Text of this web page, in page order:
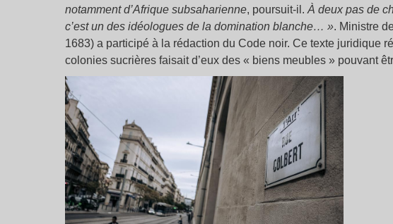
notamment d’Afrique subsaharienne, poursuit-il. À deux pas de
c’est un des idéologues de la domination blanche… ». Ministre
1683) a participé à la rédaction du Code noir. Ce texte juridique
colonies sucrières faisait d’eux des « biens meubles » pouvant